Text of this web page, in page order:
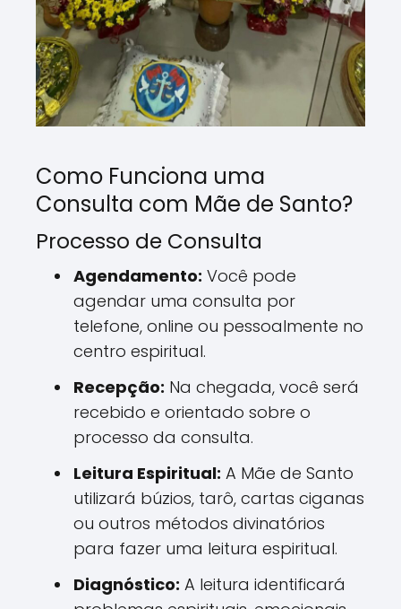
Como Funciona uma
Consulta com Mãe de Santo?
Processo de Consulta
Agendamento: Você pode
agendar uma consulta por
telefone, online ou pessoalmente no
centro espiritual.
Recepção: Na chegada, você será
recebido e orientado sobre o
processo da consulta.
Leitura Espiritual: A Mãe de Santo
utilizará búzios, tarô, cartas ciganas
ou outros métodos divinatórios
para fazer uma leitura espiritual.
Diagnóstico: A leitura identificará